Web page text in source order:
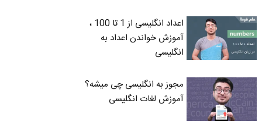
اعداد انگلیسی از 1 تا 100 ،
آموزش خواندن اعداد به
انگلیسی
مجوز به انگلیسی چی میشه؟
آموزش لغات انگلیسی